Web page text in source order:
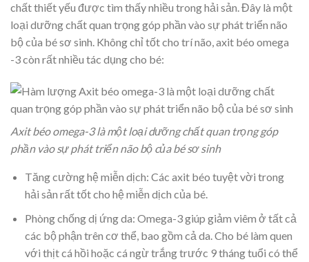
chất thiết yếu được tìm thấy nhiều trong hải sản. Đây là một
loại dưỡng chất quan trọng góp phần vào sự phát triển não
bộ của bé sơ sinh. Không chỉ tốt cho trí não, axit béo omega
-3 còn rất nhiều tác dụng cho bé:
Axit béo omega-3 là một loại dưỡng chất quan trọng góp
phần vào sự phát triển não bộ của bé sơ sinh
Tăng cường hệ miễn dịch: Các axit béo tuyệt vời trong
hải sản rất tốt cho hệ miễn dịch của bé.
Phòng chống dị ứng da: Omega-3 giúp giảm viêm ở tất cả
các bộ phận trên cơ thể, bao gồm cả da. Cho bé làm quen
với thịt cá hồi hoặc cá ngừ trắng trước 9 tháng tuổi có thể